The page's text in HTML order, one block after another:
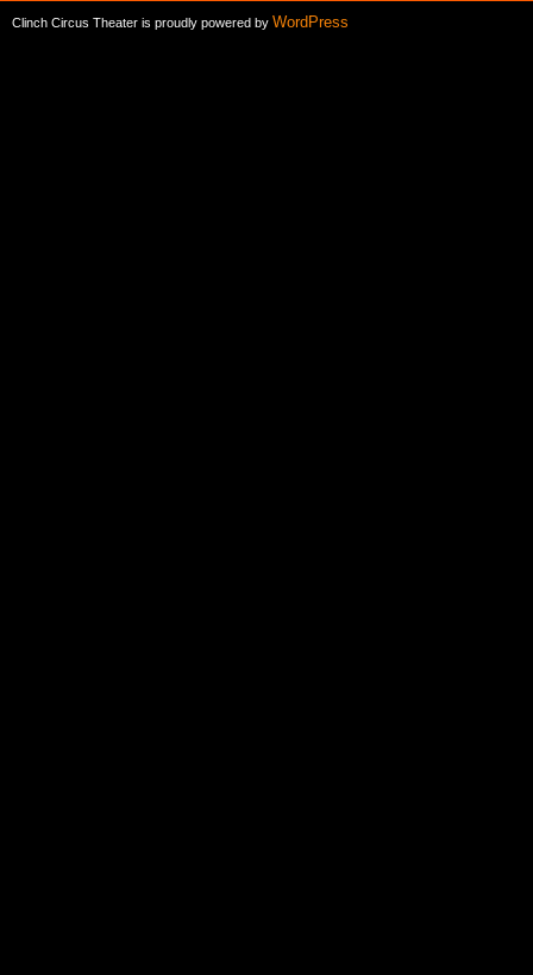
Clinch Circus Theater is proudly powered by WordPress